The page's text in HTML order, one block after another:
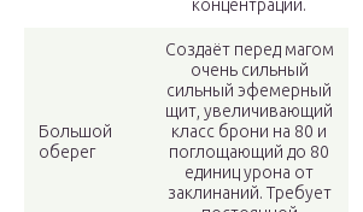
концентрации.
Большой
оберег
Создаёт перед магом
очень сильный
сильный эфемерный
щит, увеличивающий
класс брони на 80 и
поглощающий до 80
единиц урона от
заклинаний. Требует